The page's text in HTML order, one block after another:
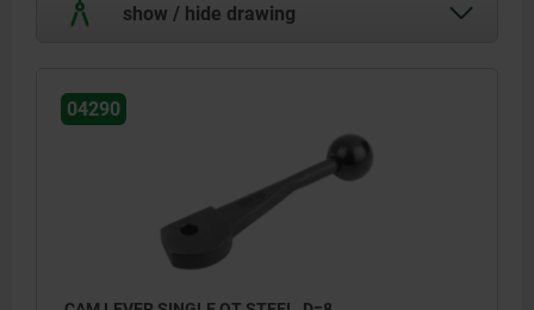
show / hide drawing
04290